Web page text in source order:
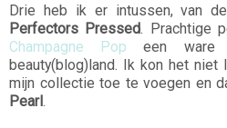
Drie heb ik er intussen, van de
Perfectors Pressed. Prachtige
Champagne Pop een ware
beauty(blog)land. Ik kon het niet
mijn collectie toe te voegen en
Pearl.